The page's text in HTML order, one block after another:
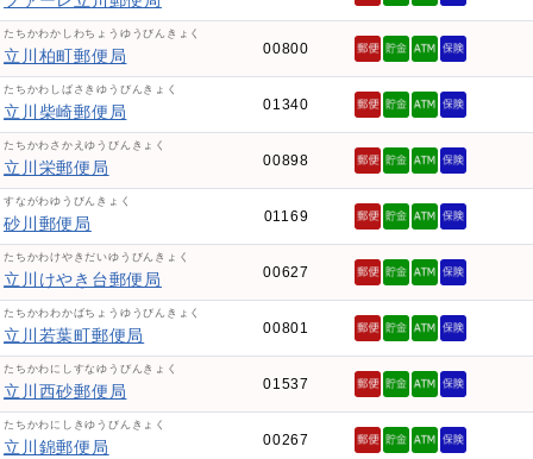
たちかわかしわちょうゆうびんきょく
立川柏町郵便局 00800
たちかわしばさきゆうびんきょく
立川柴崎郵便局 01340
たちかわさかえゆうびんきょく
立川栄郵便局 00898
すながわゆうびんきょく
砂川郵便局 01169
たちかわけやきだいゆうびんきょく
立川けやき台郵便局 00627
たちかわわかばちょうゆうびんきょく
立川若葉町郵便局 00801
たちかわにしすなゆうびんきょく
立川西砂郵便局 01537
たちかわにしきゆうびんきょく
立川錦郵便局 00267